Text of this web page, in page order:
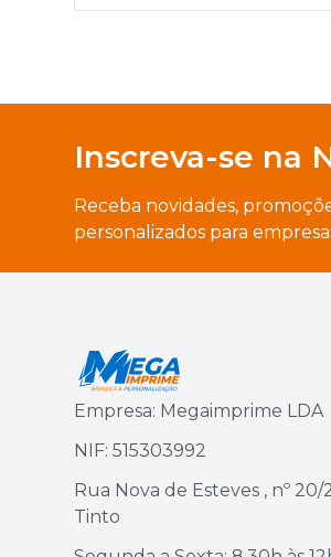
Inscreva-se na
Receba novidades,
personalizados para
Empresa: Megaimprime LDA
NIF: 515303992
Rua Nova de Esteves , nº
Tinto